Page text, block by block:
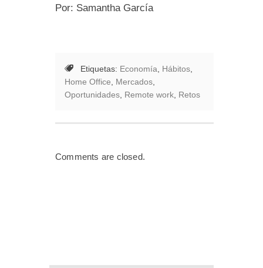
Por: Samantha García
Etiquetas: Economía, Hábitos,
Home Office, Mercados,
Oportunidades, Remote work, Retos
Comments are closed.